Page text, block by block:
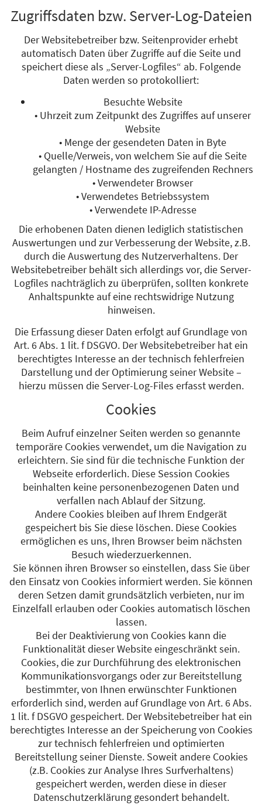
Zugriffsdaten bzw. Server-Log-Dateien
Der Websitebetreiber bzw. Seitenprovider erhebt
automatisch Daten über Zugriffe auf die Seite und
speichert diese als „Server-Logfiles“ ab. Folgende
Daten werden so protokolliert:
Besuchte Website
• Uhrzeit zum Zeitpunkt des Zugriffes auf unserer
Website
• Menge der gesendeten Daten in Byte
• Quelle/Verweis, von welchem Sie auf die Seite
gelangten / Hostname des zugreifenden Rechners
• Verwendeter Browser
• Verwendetes Betriebssystem
• Verwendete IP-Adresse
Die erhobenen Daten dienen lediglich statistischen
Auswertungen und zur Verbesserung der Website, z.B.
durch die Auswertung des Nutzerverhaltens. Der
Websitebetreiber behält sich allerdings vor, die Server-
Logfiles nachträglich zu überprüfen, sollten konkrete
Anhaltspunkte auf eine rechtswidrige Nutzung
hinweisen.
Die Erfassung dieser Daten erfolgt auf Grundlage von
Art. 6 Abs. 1 lit. f DSGVO. Der Websitebetreiber hat ein
berechtigtes Interesse an der technisch fehlerfreien
Darstellung und der Optimierung seiner Website –
hierzu müssen die Server-Log-Files erfasst werden.
Cookies
Beim Aufruf einzelner Seiten werden so genannte
temporäre Cookies verwendet, um die Navigation zu
erleichtern. Sie sind für die technische Funktion der
Webseite erforderlich. Diese Session Cookies
beinhalten keine personenbezogenen Daten und
verfallen nach Ablauf der Sitzung.
Andere Cookies bleiben auf Ihrem Endgerät
gespeichert bis Sie diese löschen. Diese Cookies
ermöglichen es uns, Ihren Browser beim nächsten
Besuch wiederzuerkennen.
Sie können ihren Browser so einstellen, dass Sie über
den Einsatz von Cookies informiert werden. Sie können
deren Setzen damit grundsätzlich verbieten, nur im
Einzelfall erlauben oder Cookies automatisch löschen
lassen.
Bei der Deaktivierung von Cookies kann die
Funktionalität dieser Website eingeschränkt sein.
Cookies, die zur Durchführung des elektronischen
Kommunikationsvorgangs oder zur Bereitstellung
bestimmter, von Ihnen erwünschter Funktionen
erforderlich sind, werden auf Grundlage von Art. 6 Abs.
1 lit. f DSGVO gespeichert. Der Websitebetreiber hat ein
berechtigtes Interesse an der Speicherung von Cookies
zur technisch fehlerfreien und optimierten
Bereitstellung seiner Dienste. Soweit andere Cookies
(z.B. Cookies zur Analyse Ihres Surfverhaltens)
gespeichert werden, werden diese in dieser
Datenschutzerklärung gesondert behandelt.